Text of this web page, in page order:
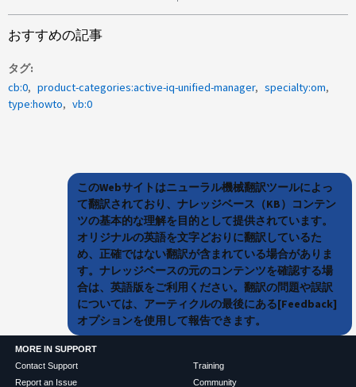
おすすめの記事
タグ
cb:0
product-categories:active-iq-unified-manager
specialty:om
type:howto
vb:0
このWebサイトはニューラル機械翻訳ツールによっ
て翻訳されており、ナレッジベース（KB）コンテン
ツの基本的な理解を目的として提供されています。
オリジナルの英語を文字どおりに翻訳しているた
め、正確ではない翻訳が含まれている場合がありま
す。ナレッジベースの元のコンテンツを確認する場
合は、英語版をご利用ください。翻訳の問題や誤訳
については、アーティクルの最後にある[Feedback]
オプションを使用して報告できます。
MORE IN SUPPORT
Contact Support
Report an Issue
Training
Community